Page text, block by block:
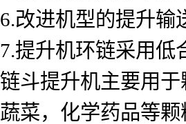
6.改进机型的提升输
7.提升机环链采用低
链斗提升机主要用
蔬菜，化学药品等